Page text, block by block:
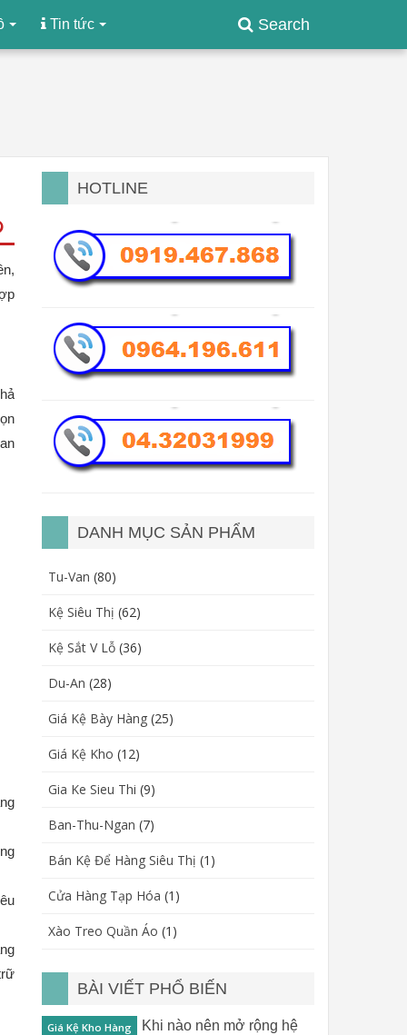
Search
Tin tức
HOTLINE
DANH MỤC SẢN PHẨM
Tu-Van (80)
Kệ Siêu Thị (62)
Kệ Sắt V Lỗ (36)
Du-An (28)
Giá Kệ Bày Hàng (25)
Giá Kệ Kho (12)
Gia Ke Sieu Thi (9)
Ban-Thu-Ngan (7)
Bán Kệ Để Hàng Siêu Thị (1)
Cửa Hàng Tạp Hóa (1)
Xào Treo Quần Áo (1)
BÀI VIẾT PHỔ BIẾN
Giá Kệ Kho Hàng
Khi nào nên mở rộng hệ